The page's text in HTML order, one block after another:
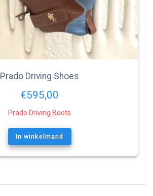
Prado Driving Shoes
€595,00
Prado Driving Boots
In winkelmand